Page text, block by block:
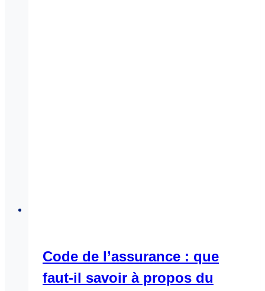
Code de l’assurance : que
faut-il savoir à propos du